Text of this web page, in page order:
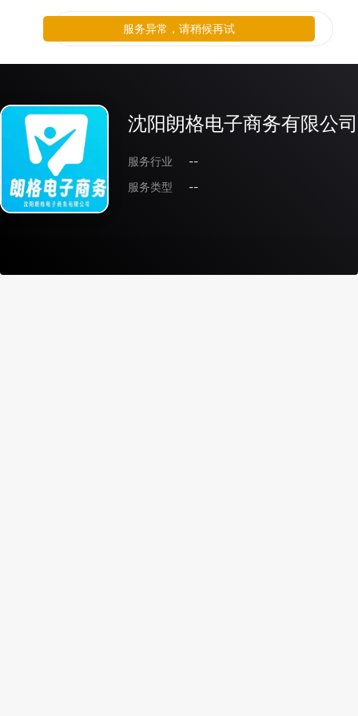
沈阳朗格电子商务有限公司
服务行业
--
服务类型
--
服务异常，请稍候再试